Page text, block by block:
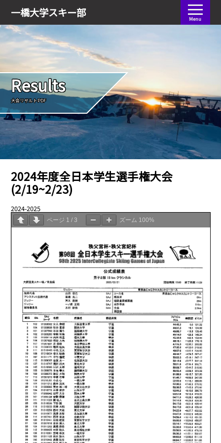
一橋大学スキー部 Menu
会員ログイン
Results
大会リザルトPDF
2024年度全日本学生選手権大会
(2/19~2/23)
2024-2025
ページ 1 /3 ズーム 100%